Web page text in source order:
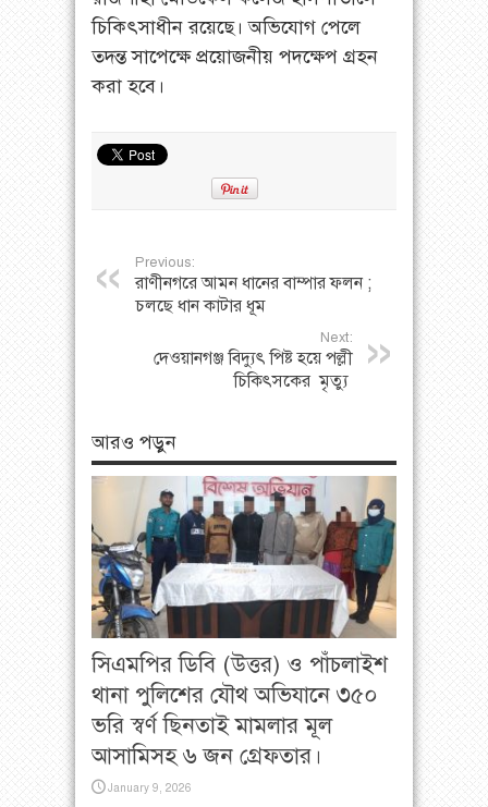
চিকিৎসাধীন রয়েছে। অভিযোগ পেলে
তদন্ত সাপেক্ষে প্রয়োজনীয় পদক্ষেপ গ্রহন
করা হবে।
Previous:
রাণীনগরে আমন ধানের বাম্পার ফলন ;
চলছে ধান কাটার ধূম
Next:
দেওয়ানগঞ্জ বিদ্যুৎ পিষ্ট হয়ে পল্লী
চিকিৎসকের মৃত্যু
আরও পড়ুন
সিএমপির ডিবি (উত্তর) ও পাঁচলাইশ
থানা পুলিশের যৌথ অভিযানে ৩৫০
ভরি স্বর্ণ ছিনতাই মামলার মূল
আসামিসহ ৬ জন গ্রেফতার।
January 9, 2026